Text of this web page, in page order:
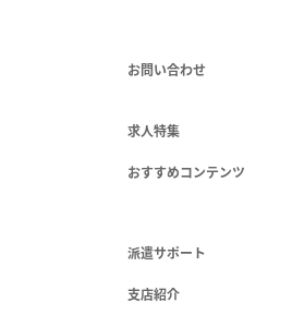
お問い合わせ
求人特集
おすすめコンテンツ
派遣サポート
支店紹介